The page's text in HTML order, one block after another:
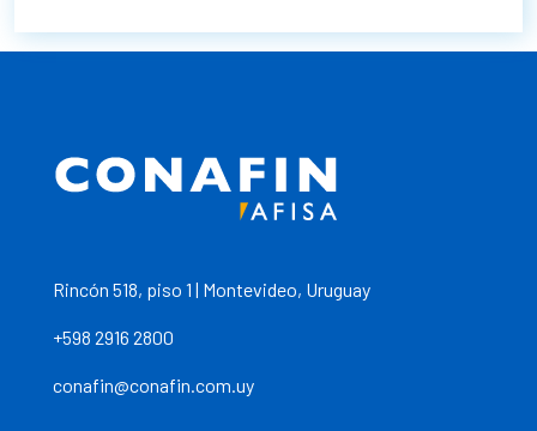
Rincón 518, piso 1 | Montevideo, Uruguay
+598 2916 2800
conafin@conafin.com.uy